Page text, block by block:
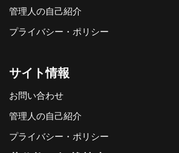
管理人の自己紹介
プライバシー・ポリシー
サイト情報
お問い合わせ
管理人の自己紹介
プライバシー・ポリシー